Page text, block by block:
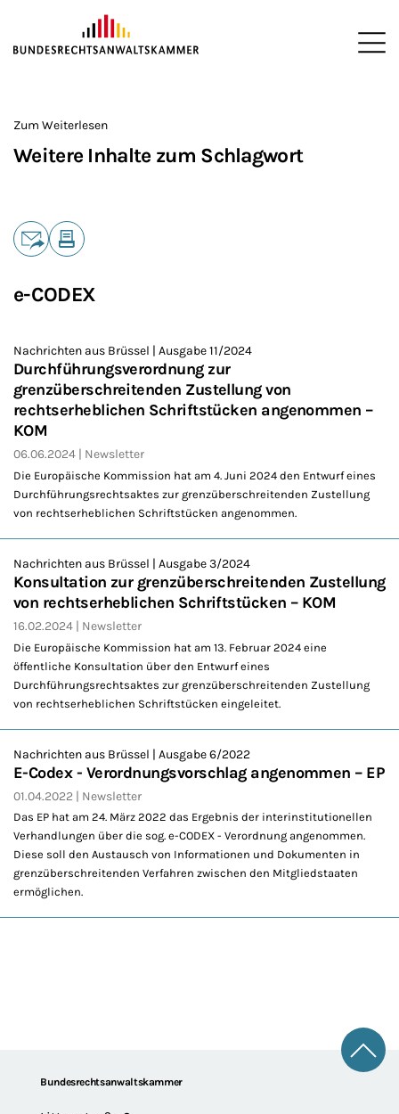
ZUM HAUPTINHALT SPRINGEN
Zum Weiterlesen
Weitere Inhalte zum Schlagwort
Teilen
e-CODEX
Nachrichten aus Brüssel | Ausgabe 11/2024
Durchführungsverordnung zur
grenzüberschreitenden Zustellung von
rechtserheblichen Schriftstücken angenommen –
KOM
06.06.2024 Newsletter
Die Europäische Kommission hat am 4. Juni 2024 den Entwurf eines
Durchführungsrechtsaktes zur grenzüberschreitenden Zustellung
von rechtserheblichen Schriftstücken angenommen.
Nachrichten aus Brüssel | Ausgabe 3/2024
Konsultation zur grenzüberschreitenden Zustellung
von rechtserheblichen Schriftstücken – KOM
16.02.2024 Newsletter
Die Europäische Kommission hat am 13. Februar 2024 eine
öffentliche Konsultation über den Entwurf eines
Durchführungsrechtsaktes zur grenzüberschreitenden Zustellung
von rechtserheblichen Schriftstücken eingeleitet.
Nachrichten aus Brüssel | Ausgabe 6/2022
E-Codex - Verordnungsvorschlag angenommen – EP
01.04.2022 Newsletter
Das EP hat am 24. März 2022 das Ergebnis der interinstitutionellen
Verhandlungen über die sog. e-CODEX - Verordnung angenommen.
Diese soll den Austausch von Informationen und Dokumenten in
grenzüberschreitenden Verfahren zwischen den Mitgliedstaaten
ermöglichen.
FooterBundesrechtsanwaltskammer